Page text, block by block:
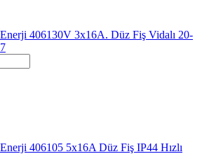
406130V 3x16A. Düz Fiş Vidalı 20-
406105 5x16A Düz Fiş IP44 Hızlı